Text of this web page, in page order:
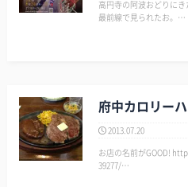
高円寺の阿波おどりに
最前線で見られたお。…
府中カロリー
2013.07.20
お店の名前がGOOD! http://tabelog.com/tokyo/A1326/A132602/130
39277/…